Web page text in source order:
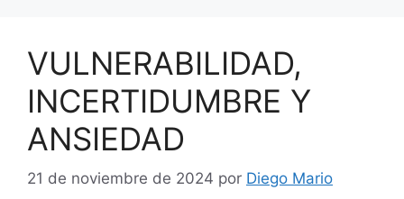
VULNERABILIDAD,
INCERTIDUMBRE Y
ANSIEDAD
21 de noviembre de 2024 por Diego Mario